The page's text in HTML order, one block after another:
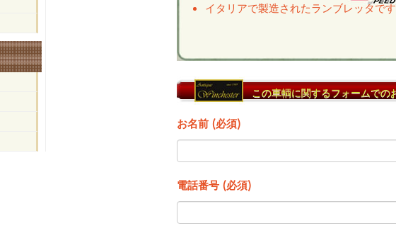
イタリアで製造されたランブレッタで
この車輌に関するフォームでの
お名前 (必須)
電話番号 (必須)